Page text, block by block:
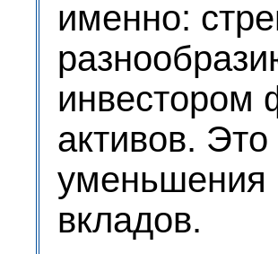
именно:
инвестором
активов.
уменьшения
вкладов.